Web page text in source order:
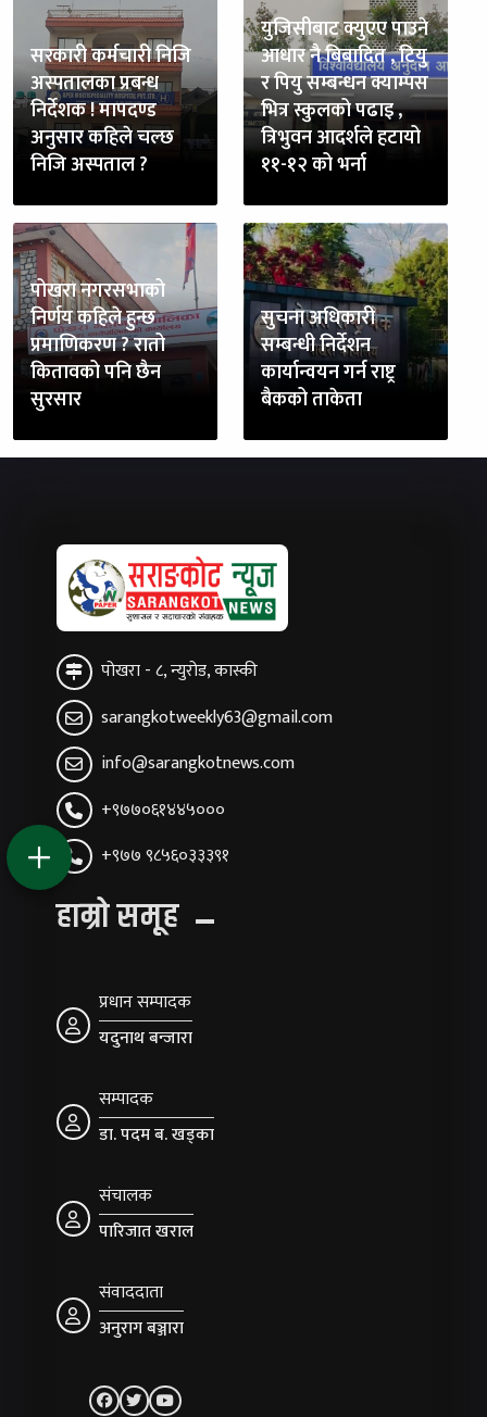
सरकारी कर्मचारी निजि
अस्पतालका प्रबन्ध
निर्देशक ! मापदण्ड
अनुसार कहिले चल्छ
निजि अस्पताल ?
युजिसीबाट क्युएए पाउने
आधार नै बिबादित , टियु
र पियु सम्बन्धन क्याम्पस
भित्र स्कुलको पढाइ ,
त्रिभुवन आदर्शले हटायो
११-१२ को भर्ना
पोखरा नगरसभाको
निर्णय कहिले हुन्छ
प्रमाणिकरण ? रातो
कितावको पनि छैन
सुरसार
सुचना अधिकारी
सम्बन्धी निर्देशन
कार्यान्वयन गर्न राष्ट्र
बैकको ताकेता
पोखरा - ८, न्युरोड, कास्की
sarangkotweekly63@gmail.com
info@sarangkotnews.com
+९७७०६१४४५०००
+९७७ ९८५६०३३३९१
हाम्रो समूह
प्रधान सम्पादक
यदुनाथ बन्जारा
सम्पादक
डा. पदम ब. खड्का
संचालक
पारिजात खराल
संवाददाता
अनुराग बञ्जारा